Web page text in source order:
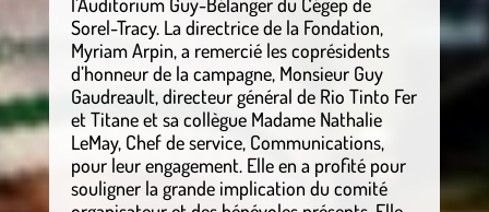
Sorel-Tracy. La directrice de la Fondation,
Myriam Arpin, a remercié les coprésidents
d’honneur de la campagne, Monsieur Guy
Gaudreault, directeur général de Rio Tinto Fer
et Titane et sa collègue Madame Nathalie
LeMay, Chef de service, Communications,
pour leur engagement. Elle en a profité pour
souligner la grande implication du comité